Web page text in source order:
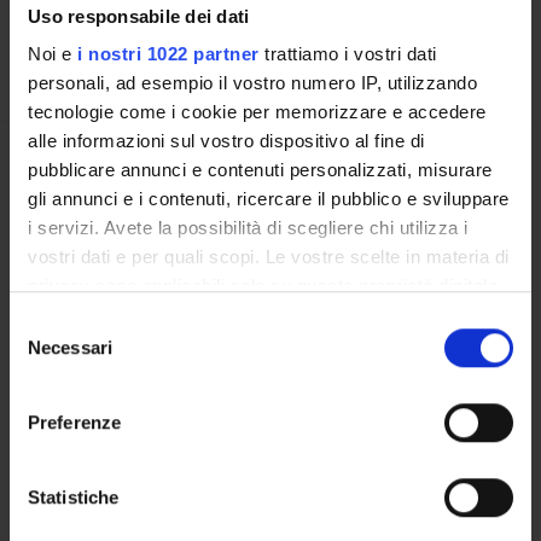
Uso responsabile dei dati
Noi e i nostri 1022 partner trattiamo i vostri dati
personali, ad esempio il vostro numero IP, utilizzando
tecnologie come i cookie per memorizzare e accedere
alle informazioni sul vostro dispositivo al fine di
pubblicare annunci e contenuti personalizzati, misurare
gli annunci e i contenuti, ricercare il pubblico e sviluppare
i servizi. Avete la possibilità di scegliere chi utilizza i
vostri dati e per quali scopi. Le vostre scelte in materia di
modificare o revocare il proprio consenso in qualsiasi
momento dalla Dichiarazione sui cookie o facendo clic
raccogliere informazioni sulla tua posizione
geografica, con un'approssimazione di qualche
delNecessari
Preferenze
Statistiche
FURTHER DIDACTIC ACTIVITIES
Overview
Enrolment Procedures and Admission Requirements
Degree Programme
Courses
Notices
PHD PROGRAMMES AND POSTGRADUATE TRAINING